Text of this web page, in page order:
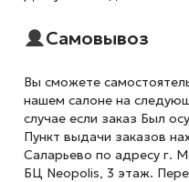
Самовывоз
Вы сможете
нашем салоне на
случае если заказ Был
Пункт выдачи заказов
Саларьево по адресу г.
БЦ Neopolis, 3 этаж.